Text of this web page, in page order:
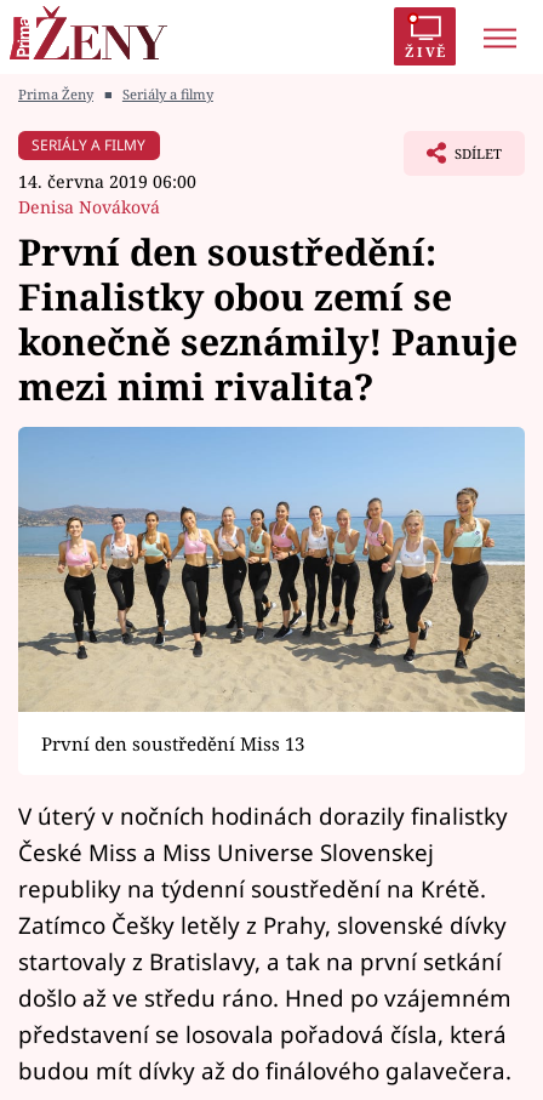
ŽIVĚ
Módní alarm
Témata
Celebrity
Vztahy
Horoskopy
Sledujte prima+
Filmový festival Karlovy Vary
Přihlášení
Sledujte nás
Prima Ženy ■ Seriály a filmy
SERIÁLY A FILMY
14. června 2019 06:00
Denisa Nováková
SDÍLET
První den soustředění:
Finalistky obou zemí se
konečně seznámily! Panuje
mezi nimi rivalita?
První den soustředění Miss 13
V úterý v nočních hodinách dorazily finalistky
České Miss a Miss Universe Slovenskej
republiky na týdenní soustředění na Krétě.
Zatímco Češky letěly z Prahy, slovenské dívky
startovaly z Bratislavy, a tak na první setkání
došlo až ve středu ráno. Hned po vzájemném
představení se losovala pořadová čísla, která
budou mít dívky až do finálového galavečera.